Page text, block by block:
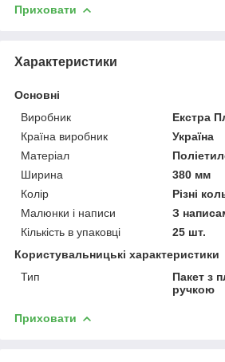
Приховати
Характеристики
Основні
Виробник
Екстра
Країна виробник
Україна
Матеріал
Ширина
380 мм
Колір
Різні
Малюнки і написи
З
Кількість в упаковці
25 шт.
Користувальницькі характеристики
Тип
Пакет з
ручкою
Приховати